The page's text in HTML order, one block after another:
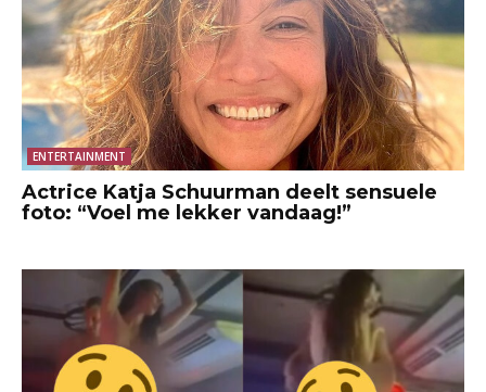
ENTERTAINMENT
Actrice Katja Schuurman deelt sensuele
foto: “Voel me lekker vandaag!”